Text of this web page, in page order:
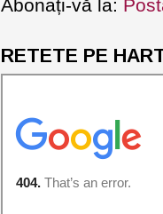
Abonați-vă la:
RETETE PE